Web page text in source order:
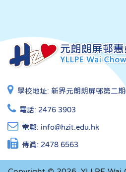
學校地址: 新界元朗朗屏邨第二期
電話: 2476 3903
電郵: info@hzit.edu.hk
傳真: 2478 6563